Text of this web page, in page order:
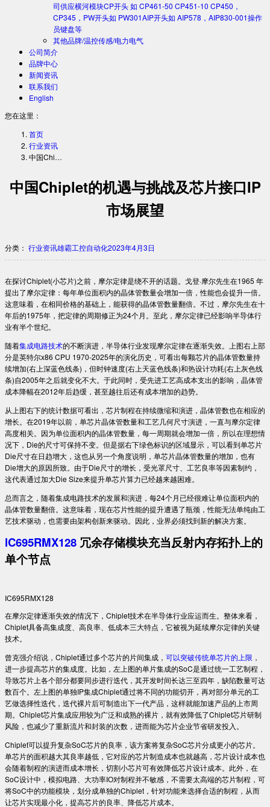
司供应横河模块CP开头 如 CP461-50 CP451-10 CP450，
CP345，PW开头如 PW301AIP开头如 AIP578，AIP830-001操作
员键盘等
其他品牌/温控传感/电力电气
公司简介
品牌中心
新闻资讯
联系我们
English
您在这里：
首页
行业资讯
中国Chi…
中国Chiplet的机遇与挑战及芯片接口IP
市场展望
分类： 行业资讯雄霸工控自动化2023年4月3日
在探讨Chiplet(小芯片)之前，摩尔定律是绕不开的话题。戈登·摩尔先生在1965 年
提出了摩尔定律：每年单位面积内的晶体管数量会增加一倍，性能也会提升一倍。
这意味着，在相同价格的基础上，能获得的晶体管数量翻倍。不过，摩尔先生在十
年后的1975年，把定律的周期修正为24个月。至此，摩尔定律已经影响半导体行
业有半个世纪。
随着集成电路技术的不断演进，半导体行业发现摩尔定律在逐渐失效。上图右上部
分是英特尔x86 CPU 1970-2025年的演化历史，可看出每颗芯片的晶体管数量持
续增加(右上深蓝色线条)，但时钟速度(右上天蓝色线条)和热设计功耗(右上灰色线
条)自2005年之后就变化不大。于此同时，受先进工艺高成本支出的影响，晶体管
成本降幅在2012年后趋缓，甚至越往后还有成本增加的趋势。
从上图右下的统计数据可看出，芯片制程在持续微缩和演进，晶体管数也在相应的
增长。在2019年以前，单芯片晶体管数量和工艺几何尺寸演进，一直与摩尔定律
高度相关。因为单位面积内的晶体管数量，每一周期就会增加一倍，所以在理想情
况下，Die的尺寸可保持不变。但是据右下绿色标识的区域显示，可以看到单芯片
Die尺寸在日趋增大，这也从另一个角度说明，单芯片晶体管数量的增加，也有
Die增大的原因所致。由于Die尺寸的增长，受光罩尺寸、工艺良率等因素制约，
这代表通过加大Die Size来提升单芯片算力已经越来越困难。
总而言之，随着集成电路技术的发展和演进，每24个月已经很难让单位面积内的
晶体管数量翻倍。这意味着，现在芯片性能的提升遭遇了瓶颈，性能无法单纯由工
艺技术驱动，也需要由架构创新来驱动。因此，业界必须找到新的解决方案。
lC695RMX128冗余存储模块充当反射内存拓扑上的
单个节点
IC695RMX128
在摩尔定律逐渐失效的情况下，Chiplet技术在半导体行业应运而生。整体来看，
Chiplet具备高集成度、高良率、低成本三大特点，它被视为延续摩尔定律的关键
技术。
曾克强介绍说，Chiplet通过多个芯片的片间集成， 可以突破传统单芯片的上限 ，
进一步提高芯片的集成度。比如，左上图的单片集成的SoC是通过统一工艺制程，
导致芯片上各个部分都要同步进行迭代，其开发时间长达三至四年，缺陷数量可达
数百个。左上图的单独IP集成Chiplet通过将不同的功能切开，再对部分单元的工
艺做选择性迭代，迭代裸片后可制造出下一代产品，这样就能加速产品的上市周
期。Chiplet芯片集成应用较为广泛和成熟的裸片，就有效降低了Chiplet芯片研制
风险，也减少了重新流片和封装的次数，进而能为芯片企业节省研发投入。
Chiplet可以提升复杂SoC芯片的良率，该方案将复杂SoC芯片分成更小的芯片。
单芯片的面积越大其良率越低，它对应的芯片制造成本也就越高，芯片设计成本也
会随着制程的演进而成本增长，切割小芯片可有效降低芯片设计成本。此外，在
SoC设计中，模拟电路、大功率IO对制程并不敏感，不需要太高端的芯片制程，可
将SoC中的功能模块，划分成单独的Chiplet，针对功能来选择合适的制程，从而
让芯片实现最小化，提高芯片的良率、降低芯片成本。